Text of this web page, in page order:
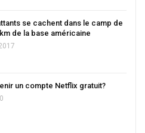
se cachent dans le camp de
de la base américaine
un compte Netflix gratuit?